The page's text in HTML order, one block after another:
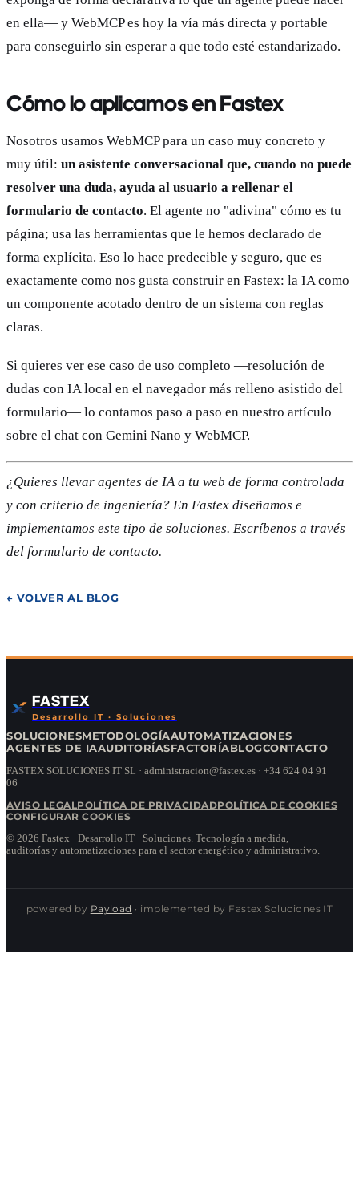
en ella— y WebMCP es hoy la vía más directa y portable
para conseguirlo sin esperar a que todo esté estandarizado.
Cómo lo aplicamos en Fastex
Nosotros usamos WebMCP para un caso muy concreto y
muy útil: un asistente conversacional que, cuando no puede
resolver una duda, ayuda al usuario a rellenar el
formulario de contacto. El agente no "adivina" cómo es tu
página; usa las herramientas que le hemos declarado de
forma explícita. Eso lo hace predecible y seguro, que es
exactamente como nos gusta construir en Fastex: la IA como
un componente acotado dentro de un sistema con reglas
claras.
Si quieres ver ese caso de uso completo —resolución de
dudas con IA local en el navegador más relleno asistido del
formulario— lo contamos paso a paso en nuestro artículo
sobre el chat con Gemini Nano y WebMCP.
¿Quieres llevar agentes de IA a tu web de forma controlada
y con criterio de ingeniería? En Fastex diseñamos e
implementamos este tipo de soluciones. Escríbenos a través
del formulario de contacto.
← VOLVER AL BLOG
FASTEX
Desarrollo IT · Soluciones
SOLUCIONESMETODOLOGÍAAUTOMATIZACIONES
AGENTES DE IAAUDITORÍASFACTORÍABLOGCONTACTO
FASTEX SOLUCIONES IT SL · administracion@fastex.es · +34 624 04 91
06
AVISO LEGALPOLÍTICA DE PRIVACIDADPOLÍTICA DE COOKIES
CONFIGURAR COOKIES
© 2026 Fastex · Desarrollo IT · Soluciones. Tecnología a medida,
auditorías y automatizaciones para el sector energético y administrativo.
powered by Payload · implemented by Fastex Soluciones IT